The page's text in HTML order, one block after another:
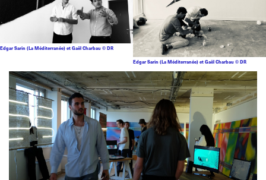
Edgar Sarin (La Méditerranée) et Gaël Charbau © DR
Edgar Sarin (La Méditerranée) et Gaël Charbau © DR